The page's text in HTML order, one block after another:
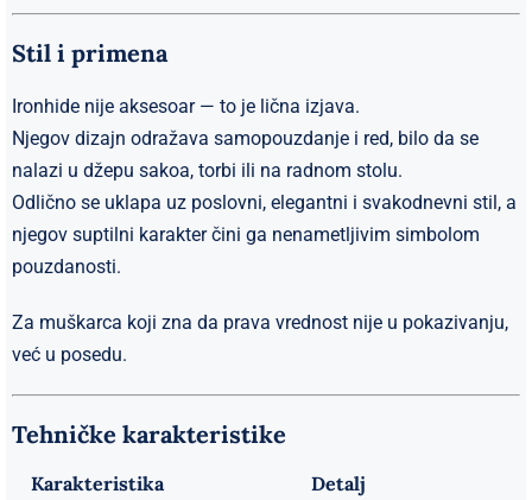
Stil i primena
Ironhide nije aksesoar — to je lična izjava.
Njegov dizajn odražava samopouzdanje i red, bilo da se
nalazi u džepu sakoa, torbi ili na radnom stolu.
Odlično se uklapa uz poslovni, elegantni i svakodnevni stil, a
njegov suptilni karakter čini ga nenametljivim simbolom
pouzdanosti.
Za muškarca koji zna da prava vrednost nije u pokazivanju,
već u posedu.
Tehničke karakteristike
Karakteristika Detalj